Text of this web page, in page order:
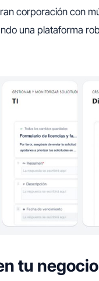
corporación con
una plataforma
tu negocio